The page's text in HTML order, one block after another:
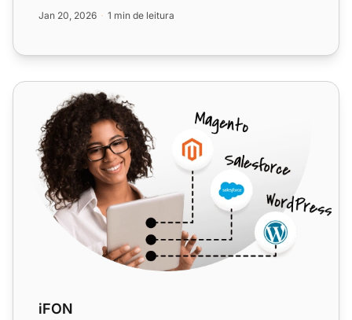
Jan 20, 2026 1 min de leitura
iFON
iFON